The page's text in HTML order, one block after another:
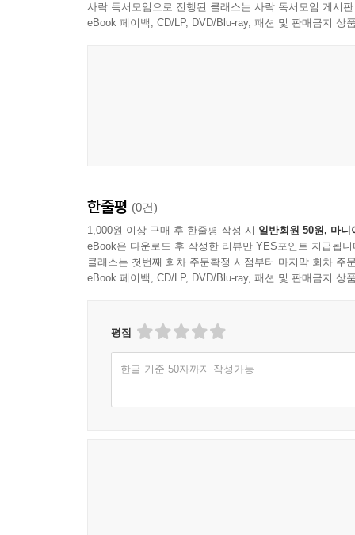
사락 독서모임으로 진행된 클래스는 사락 독서모임 게시
eBook 페이백, CD/LP, DVD/Blu-ray, 패션 및 판매금지 상
한줄평 (0건)
1,000원 이상 구매 후 한줄평 작성 시 일반회원 50원, 마니
eBook은 다운로드 후 작성한 리뷰만 YES포인트 지급됩니
클래스는 첫번째 회차 주문확정 시점부터 마지막 회차 주
eBook 페이백, CD/LP, DVD/Blu-ray, 패션 및 판매금지 상
평점
한글 기준 50자까지 작성가능